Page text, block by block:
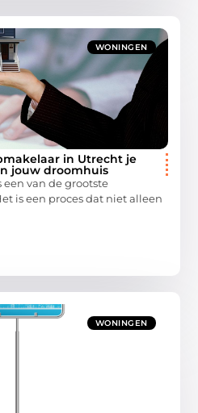
WONINGEN
in Utrecht je
jouw droomhuis
een van de grootste
is een proces dat niet alleen
WONINGEN